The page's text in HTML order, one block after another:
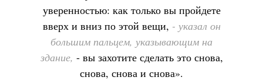
уверенностью: как только вы пройдете
вверх и вниз по этой вещи, - указал он
большим пальцем, указывающим на
здание, - вы захотите сделать это снова,
снова, снова и снова».